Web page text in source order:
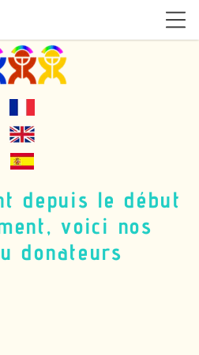
depuis le début
voici nos
donateurs